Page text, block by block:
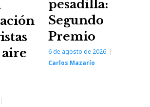
aire
pesadilla:
Segundo
Premio
6 de agosto de 2026
Carlos Mazarío